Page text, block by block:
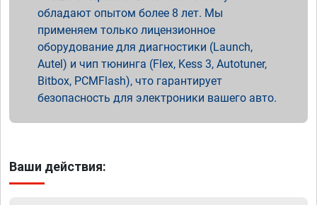
обладают опытом более 8 лет. Мы
применяем только лицензионное
оборудование для диагностики (Launch,
Autel) и чип тюнинга (Flex, Kess 3, Autotuner,
Bitbox, PCMFlash), что гарантирует
безопасность для электроники вашего авто.
Ваши действия: